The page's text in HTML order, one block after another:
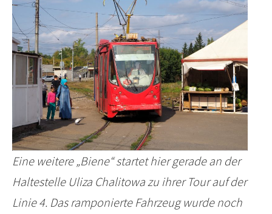
Eine weitere „Biene“ startet hier gerade an der
Haltestelle Uliza Chalitowa zu ihrer Tour auf der
Linie 4. Das ramponierte Fahrzeug wurde noch